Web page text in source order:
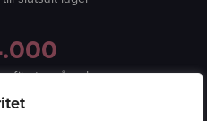
första månaden